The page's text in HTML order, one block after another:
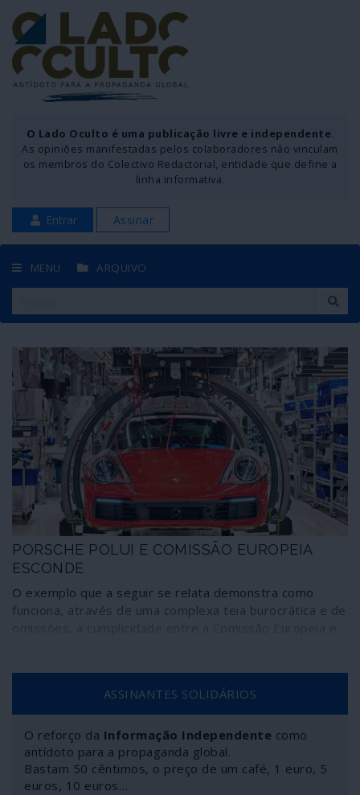
O Lado Oculto é uma publicação livre e independente.
As opiniões manifestadas pelos colaboradores não vinculam
os membros do Colectivo Redactorial, entidade que define a
linha informativa.
Entrar Assinar
MENU ARQUIVO
PORSCHE POLUI E COMISSÃO EUROPEIA
ESCONDE
O exemplo que a seguir se relata demonstra como
funciona, através de uma complexa teia burocrática e de
ASSINANTES SOLIDÁRIOS
O reforço da Informação Independente como
antídoto para a propaganda global.
Bastam 50 cêntimos, o preço de um café, 1 euro, 5
euros, 10 euros…